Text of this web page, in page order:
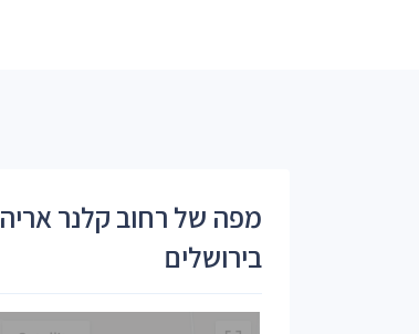
מפה של רחוב קלנר אריה
בירושלים